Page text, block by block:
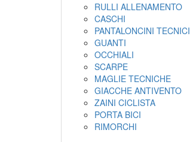
RULLI ALLENAMENTO
CASCHI
PANTALONCINI TECNICI
GUANTI
OCCHIALI
SCARPE
MAGLIE TECNICHE
GIACCHE ANTIVENTO
ZAINI CICLISTA
PORTA BICI
RIMORCHI